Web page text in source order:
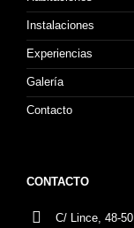
Instalaciones
Experiencias
Galería
Contacto
CONTACTO
C/ Lince, 48-